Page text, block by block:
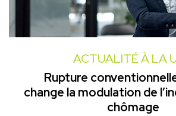
ACTUALITÉ À LA
Rupture
change la modulation de
chômage